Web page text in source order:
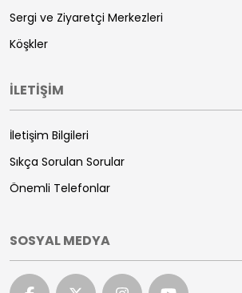
Sergi ve Ziyaretçi Merkezleri
Köşkler
İLETİŞİM
İletişim Bilgileri
Sıkça Sorulan Sorular
Önemli Telefonlar
SOSYAL MEDYA